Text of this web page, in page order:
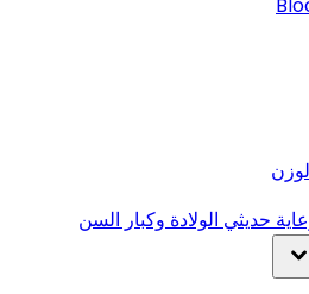
حديثي الولادة وكبار السن